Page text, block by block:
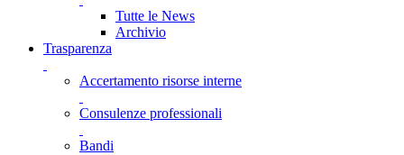
Tutte le News
Archivio
Trasparenza
Accertamento risorse interne
Consulenze professionali
Bandi